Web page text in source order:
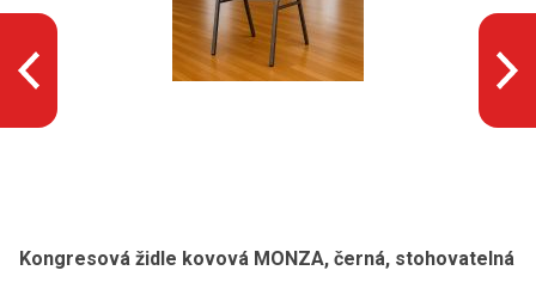
Kongresová židle kovová MONZA, černá, stohovatelná